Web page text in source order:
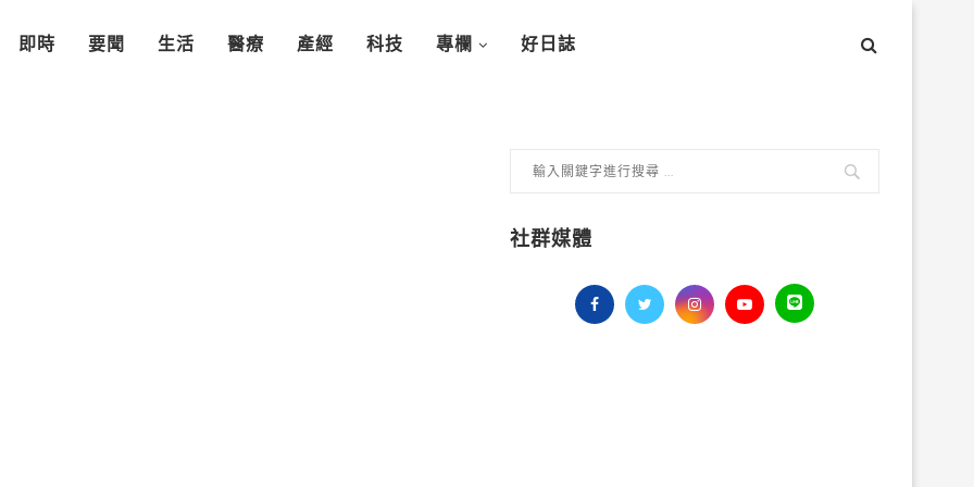
即時 要聞 生活 醫療 產經 科技 專欄 好日誌
社群媒體